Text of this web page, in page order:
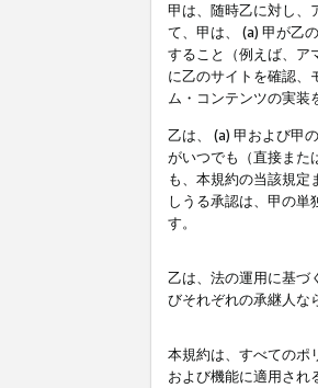
甲は、随時乙に対し、
て、甲は、 (a) 甲が乙
すること（例えば、ア
に乙のサイトを確認、
ム・コンテンツの実装
乙は、 (a) 甲および甲
がいつでも（直接また
も、本規約の当該規定
しうる承認は、甲の単
す。
乙は、法の運用に基づ
びそれぞれの承継人な
本規約は、すべてのポ
および機能に適用され